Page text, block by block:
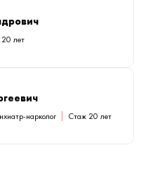
лет
нарколог
Стаж 20 лет